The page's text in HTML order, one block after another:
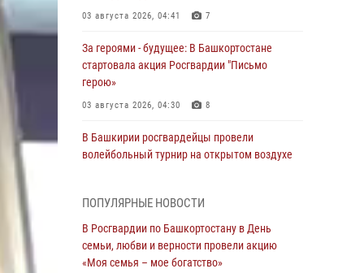
03 августа 2026, 04:41 7
За героями - будущее: В Башкортостане
стартовала акция Росгвардии "Письмо
герою»
03 августа 2026, 04:30 8
В Башкирии росгвардейцы провели
волейбольный турнир на открытом воздухе
В Уфе росгвардейцы по горячим следам
задержали подозреваемого в открытом
хищении из аптеки (видео)
03 августа 2026, 04:15 1
ПОПУЛЯРНЫЕ НОВОСТИ
В Росгвардии по Башкортостану в День
семьи, любви и верности провели акцию
«Моя семья – мое богатство»